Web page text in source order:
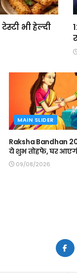
भी हेल्दी
MAIN SLIDER
Raksha Bandhan
ये शुभ तोहफे, घर
09/08/2026